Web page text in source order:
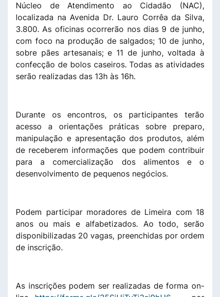
Núcleo de Atendimento ao Cidadão (NAC),
localizada na Avenida Dr. Lauro Corrêa da Silva,
3.800. As oficinas ocorrerão nos dias 9 de junho,
com foco na produção de salgados; 10 de junho,
sobre pães artesanais; e 11 de junho, voltada à
confecção de bolos caseiros. Todas as atividades
serão realizadas das 13h às 16h.
Durante os encontros, os participantes terão
acesso a orientações práticas sobre preparo,
manipulação e apresentação dos produtos, além
de receberem informações que podem contribuir
para a comercialização dos alimentos e o
desenvolvimento de pequenos negócios.
Podem participar moradores de Limeira com 18
anos ou mais e alfabetizados. Ao todo, serão
disponibilizadas 20 vagas, preenchidas por ordem
de inscrição.
As inscrições podem ser realizadas de forma on-